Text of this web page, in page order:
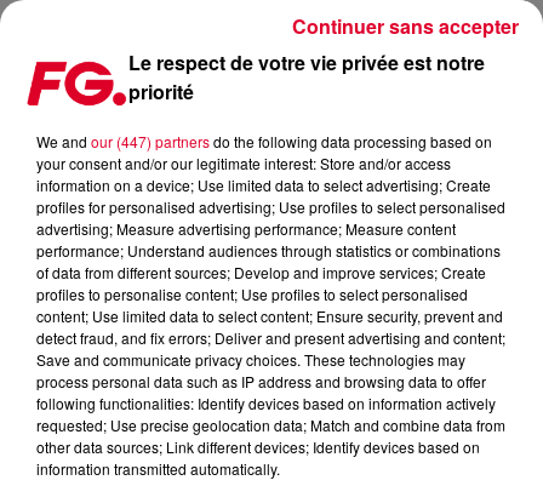
BEDROOM DJ COMPETITION : LE VAINQUEUR 2017 ANNONCÉ !
Publié : 18 septembre 2017 à 9h54 par La rédaction
Le respect de votre vie privée est notre
priorité
We and our (447) partnersdo the following data processing based on
your consent and/or our legitimate interest: Store and/or access
information on a device; Use limited data to select advertising; Create
profiles for personalised advertising; Use profiles to select personalised
advertising; Measure advertising performance; Measure content
performance; Understand audiences through statistics or combinations
of data from different sources; Develop and improve services; Create
profiles to personalise content; Use profiles to select personalised
content; Use limited data to select content; Ensure security, prevent and
detect fraud, and fix errors; Deliver and present advertising and content;
Save and communicate privacy choices. These technologies may
process personal data such as IP address and browsing data to offer
following functionalities: Identify devices based on information actively
requested; Use precise geolocation data; Match and combine data from
other data sources; Link different devices; Identify devices based on
information transmitted automatically.
Continuer sans accepter